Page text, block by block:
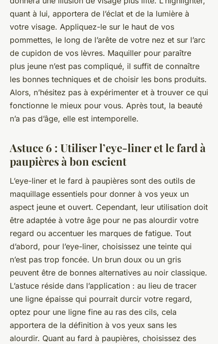
quant à lui, apportera de l’éclat et de la lumière à
votre visage. Appliquez-le sur le haut de vos
pommettes, le long de l’arête de votre nez et sur l’arc
de cupidon de vos lèvres. Maquiller pour paraître
plus jeune n’est pas compliqué, il suffit de connaître
les bonnes techniques et de choisir les bons produits.
Alors, n’hésitez pas à expérimenter et à trouver ce qui
fonctionne le mieux pour vous. Après tout, la beauté
n’a pas d’âge, elle est intemporelle.
Astuce 6 : Utiliser l’eye-liner et le fard à
paupières à bon escient
L’eye-liner et le fard à paupières sont des outils de
maquillage essentiels pour donner à vos yeux un
aspect jeune et ouvert. Cependant, leur utilisation doit
être adaptée à votre âge pour ne pas alourdir votre
regard ou accentuer les marques de fatigue. Tout
d’abord, pour l’eye-liner, choisissez une teinte qui
n’est pas trop foncée. Un brun doux ou un gris
peuvent être de bonnes alternatives au noir classique.
L’astuce réside dans l’application : au lieu de tracer
une ligne épaisse qui pourrait durcir votre regard,
optez pour une ligne fine au ras des cils, cela
apportera de la définition à vos yeux sans les
alourdir. Quant au fard à paupières, choisissez des